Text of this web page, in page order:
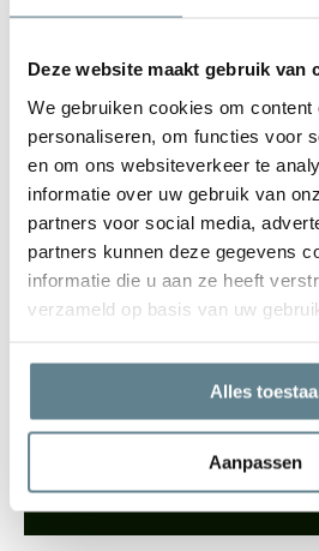
Deze website maakt gebruik van
We gebruiken cookies om content
personaliseren, om functies voor
en om ons websiteverkeer te
informatie over uw gebruik van
partners voor social media,
partners kunnen deze gegevens
informatie die u aan ze heeft
verzameld op basis van uw
Alles
Aanpassen
gerecyclede materialen. Niet alleen de
maakt. Met een Ecopots in je huis of
prachtige eye-catcher hebt die lang
We staan voor je klaar
Wil je advies of heb je een vraag?
Bel0344-228104
Whatsapp0344-228104